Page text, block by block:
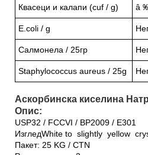
Квасеци и калапи (cuf / g) â
E.coli / g
Салмонела / 25гр
Staphylococcus aureus / 25g
Аскорбинска киселина
Опис:
USP32 / FCCVI / BP2009 / E301
ИзгледWhite to slightly yellow
Пакет: 25 KG / CTN